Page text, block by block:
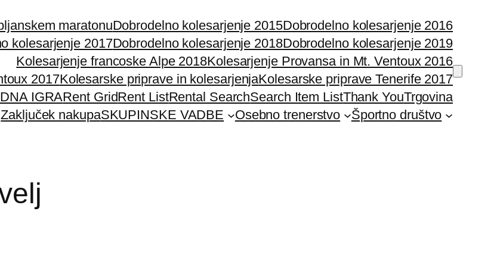
maratonuDobrodelno kolesarjenje 2015Dobrodelno kolesarjenje 2016
kolesarjenje 2017Dobrodelno kolesarjenje 2018Dobrodelno kolesarjenje 2019
Kolesarjenje francoske Alpe 2018Kolesarjenje Provansa in Mt. Ventoux 2016
2017Kolesarske priprave in kolesarjenjaKolesarske priprave Tenerife 2017
IGRARent GridRent ListRental SearchSearch Item ListThank YouTrgovina
Zaključek nakupaSKUPINSKE VADBE Osebno trenerstvo Športno društvo